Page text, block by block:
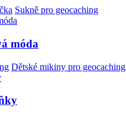
Sukně pro geocaching
móda
Dětské mikiny pro geocaching